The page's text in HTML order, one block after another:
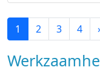
1 2 3 4